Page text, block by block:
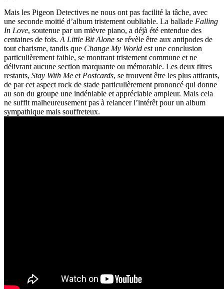
Mais les Pigeon Detectives ne nous ont pas facilité la tâche, avec
une seconde moitié d’album tristement oubliable. La ballade Falling
In Love, soutenue par un mièvre piano, a déjà été entendue des
centaines de fois. A Little Bit Alone se révèle être aux antipodes de
tout charisme, tandis que Change My World est une conclusion
particulièrement faible, se montrant tristement commune et ne
délivrant aucune section marquante ou mémorable. Les deux titres
restants, Stay With Me et Postcards, se trouvent être les plus attirants,
de par cet aspect rock de stade particulièrement prononcé qui donne
au son du groupe une indéniable et appréciable ampleur. Mais cela
ne suffit malheureusement pas à relancer l’intérêt pour un album
sympathique mais souffreteux.